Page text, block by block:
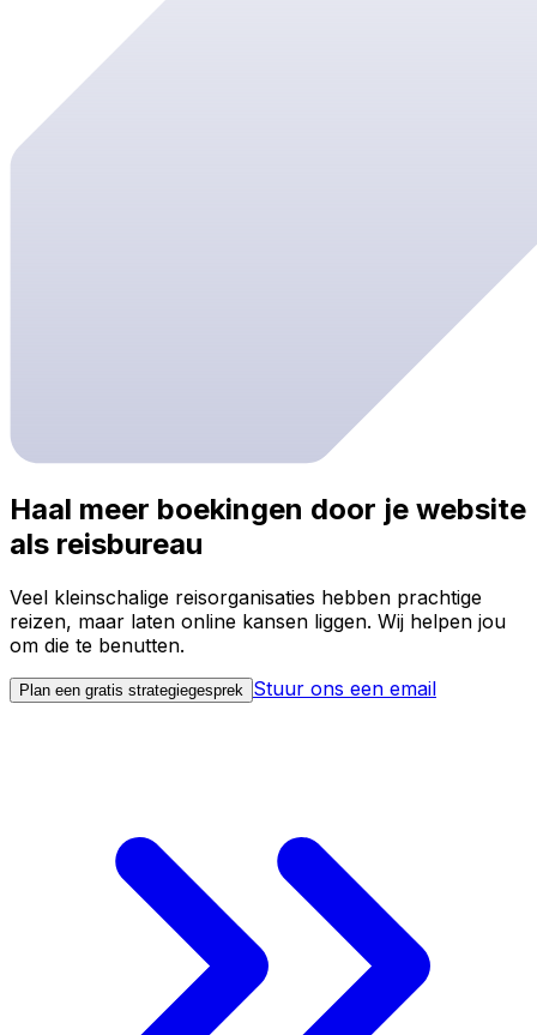
Haal meer boekingen door je website
als reisbureau
Veel kleinschalige reisorganisaties hebben prachtige
reizen, maar laten online kansen liggen. Wij helpen jou
om die te benutten.
Plan een gratis strategiegesprek Stuur ons een email